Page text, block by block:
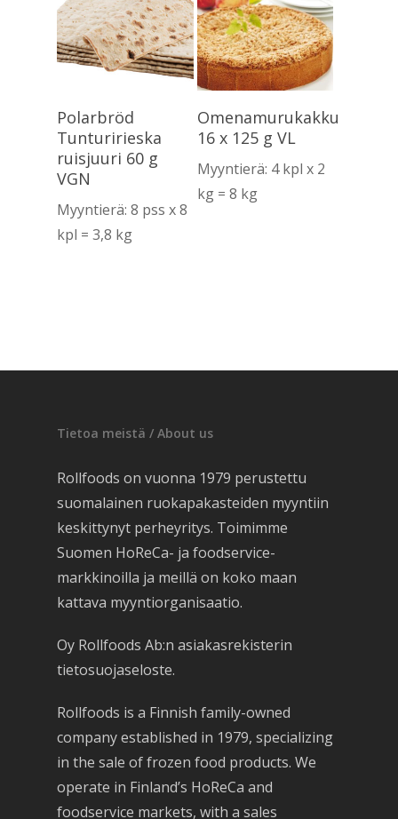
Lue Lisää
Polarbröd
Tunturirieska
ruisjuuri 60 g
VGN
Myyntierä: 8 pss x 8
kpl = 3,8 kg
Omenamurukakku
16 x 125 g VL
Myyntierä: 4 kpl x 2
kg = 8 kg
Tietoa meistä / About us
Rollfoods on vuonna 1979 perustettu
suomalainen ruokapakasteiden myyntiin
keskittynyt perheyritys. Toimimme
Suomen HoReCa- ja foodservice-
markkinoilla ja meillä on koko maan
kattava myyntiorganisaatio.
Oy Rollfoods Ab:n asiakasrekisterin
tietosuojaseloste.
Rollfoods is a Finnish family-owned
company established in 1979, specializing
in the sale of frozen food products. We
operate in Finland’s HoReCa and
foodservice markets, with a sales